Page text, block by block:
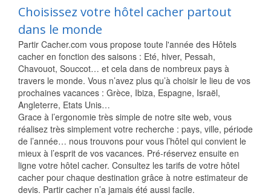
Choisissez votre hôtel cacher partout
dans le monde
Partir Cacher.com vous propose toute l'année des Hôtels
cacher en fonction des saisons : Eté, hiver, Pessah,
Chavouot, Souccot… et cela dans de nombreux pays à
travers le monde. Vous n’avez plus qu’à choisir le lieu de vos
prochaines vacances : Grèce, Ibiza, Espagne, Israël,
Angleterre, Etats Unis…
Grace à l’ergonomie très simple de notre site web, vous
réalisez très simplement votre recherche : pays, ville, période
de l’année… nous trouvons pour vous l’hôtel qui convient le
mieux à l’esprit de vos vacances. Pré-réservez ensuite en
ligne votre hôtel cacher. Consultez les tarifs de votre hôtel
cacher pour chaque destination grâce à notre estimateur de
devis. Partir cacher n’a jamais été aussi facile.